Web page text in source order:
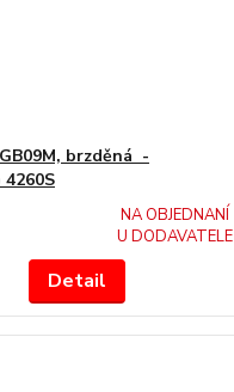
brzděná -
NA OBJEDNANÍ
U DODAVATELE
Detail